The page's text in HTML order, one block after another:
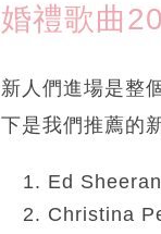
婚禮歌曲
新人們進場是整
下是我們推薦的
Ed
Christina